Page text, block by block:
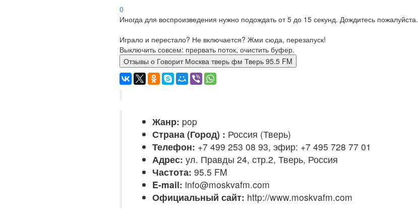
0
Иногда для воспроизведения нужно подождать от 5 до 15 секунд. Дождитесь пожалуйста.
Играло и перестало? Не включается? Жми сюда, перезапуск!
Выключить совсем: прервать поток, очистить буфер.
Отзывы о Говорит Москва тверь фм Тверь 95.5 FM
Жанр: pop
Страна (Город) : Россия (Тверь)
Телефон: +7 499 253 08 93, эфир: +7 495 728 77 01
Адрес: ул. Правды 24, стр.2, Тверь, Россия
Частота: 95.5 FM
E-mail: info@moskvafm.com
Официальный сайт: http://www.moskvafm.com